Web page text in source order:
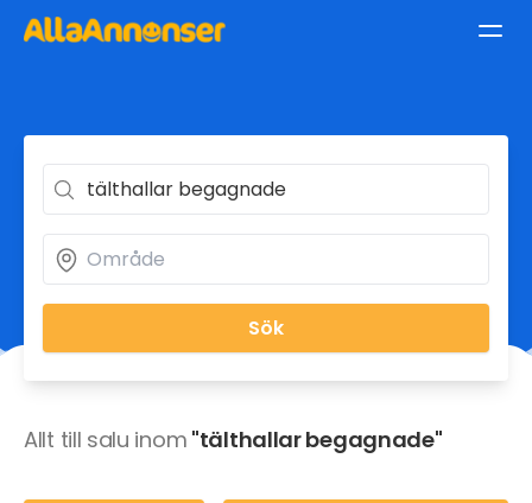
Sök
Allt till salu inom "tälthallar begagnade"